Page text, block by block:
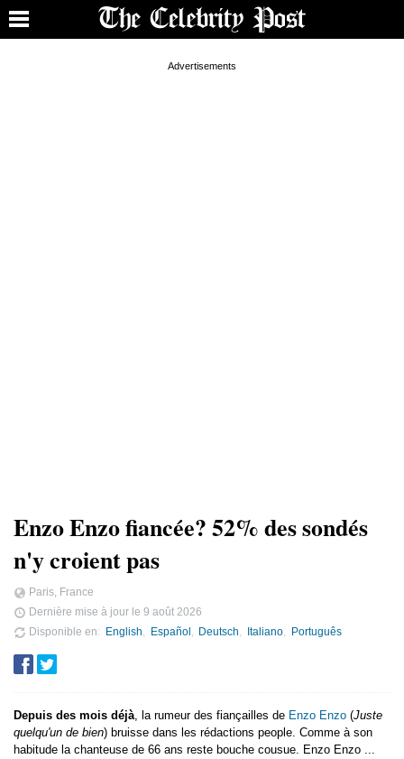
Enzo Enzo fiancée? 52% des sondés
n'y croient pas
Paris, France
Dernière mise à jour le 9 août 2026
Disponible en
English Español Deutsch Italiano Português
Depuis des mois déjà, la rumeur des fiançailles de Enzo Enzo (Juste
quelqu'un de bien) bruisse dans les rédactions people. Comme à son
habitude la chanteuse de 66 ans reste bouche cousue. Enzo Enzo ...